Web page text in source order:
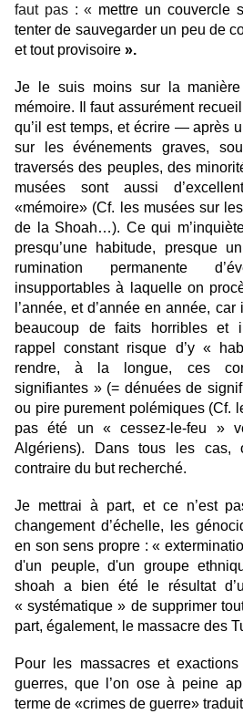
faut pas : « mettre un couvercle
tenter de sauvegarder un peu de
et tout provisoire ».
Je le suis moins sur la manière
mémoire. Il faut assurément
qu’il est temps, et écrire — après
sur les événements graves,
traversés des peuples, des
musées sont aussi
«mémoire» (Cf. les musées sur
de la Shoah…). Ce qui
presqu’une habitude, presque
rumination permanente
insupportables à laquelle on
l’année, et d’année en année,
beaucoup de faits horribles et
rappel constant risque d’y «
rendre, à la longue, ces
signifiantes » (= dénuées de
ou pire purement polémiques (Cf.
pas été un « cessez-le-feu »
Algériens). Dans tous les cas,
contraire du but recherché.
Je mettrai à part, et ce n’est
changement d’échelle, les
en son sens propre : «
d'un peuple, d'un groupe
shoah a bien été le résultat
« systématique » de supprimer
part, également, le massacre des
Pour les massacres et
guerres, que l’on ose à peine
terme de «crimes de guerre»